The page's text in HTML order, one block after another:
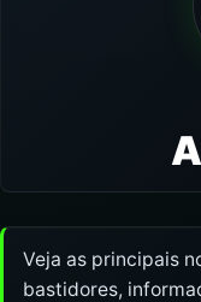
Veja as principais
bastidores,